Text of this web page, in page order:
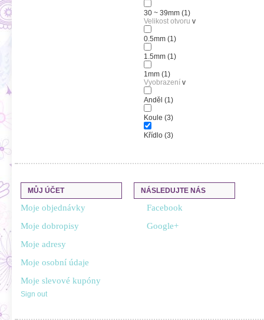
30 ~ 39mm (1)
Velikost otvoru v
0.5mm (1)
1.5mm (1)
1mm (1)
Vyobrazení v
Anděl (1)
Koule (3)
Křídlo (3)
MŮJ ÚČET
Moje objednávky
Moje dobropisy
Moje adresy
Moje osobní údaje
Moje slevové kupóny
Sign out
NÁSLEDUJTE NÁS
Facebook
Google+